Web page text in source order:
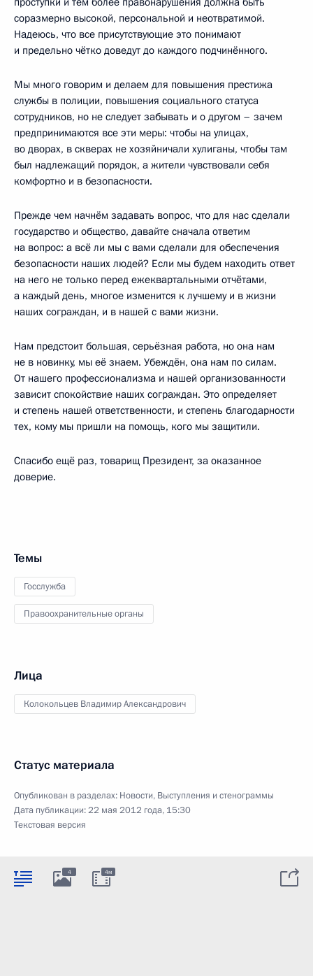
соразмерно высокой, персональной и неотвратимой.
Надеюсь, что все присутствующие это понимают
и предельно чётко доведут до каждого подчинённого.
Мы много говорим и делаем для повышения престижа
службы в полиции, повышения социального статуса
сотрудников, но не следует забывать и о другом – зачем
предпринимаются все эти меры: чтобы на улицах,
во дворах, в скверах не хозяйничали хулиганы, чтобы там
был надлежащий порядок, а жители чувствовали себя
комфортно и в безопасности.
Прежде чем начнём задавать вопрос, что для нас сделали
государство и общество, давайте сначала ответим
на вопрос: а всё ли мы с вами сделали для обеспечения
безопасности наших людей? Если мы будем находить ответ
на него не только перед ежеквартальными отчётами,
а каждый день, многое изменится к лучшему и в жизни
наших сограждан, и в нашей с вами жизни.
Нам предстоит большая, серьёзная работа, но она нам
не в новинку, мы её знаем. Убеждён, она нам по силам.
От нашего профессионализма и нашей организованности
зависит спокойствие наших сограждан. Это определяет
и степень нашей ответственности, и степень благодарности
тех, кому мы пришли на помощь, кого мы защитили.
Спасибо ещё раз, товарищ Президент, за оказанное
доверие.
Темы
Госслужба
Правоохранительные органы
Лица
Колокольцев Владимир Александрович
Статус материала
Опубликован в разделах: Новости, Выступления и стенограммы
Дата публикации:22 мая 2012 года, 15:30
Текстовая версия
4 4м